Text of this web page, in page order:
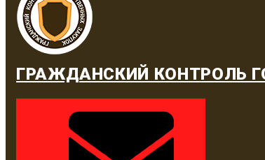
ГРАЖДАНСКИЙ КОНТРОЛЬ